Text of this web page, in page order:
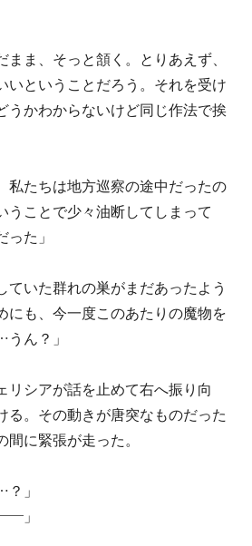
ま、そっと頷く。とりあえず、
いということだろう。それを受け
うかわからないけど同じ作法で挨
私たちは地方巡察の途中だったの
うことで少々油断してしまって
た」
ていた群れの巣がまだあったよう
にも、今一度このあたりの魔物を
ん？」
シアが話を止めて右へ振り向
る。その動きが唐突なものだった
に緊張が走った。
」
」